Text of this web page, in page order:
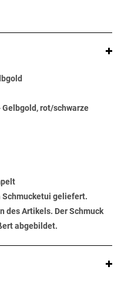
Gelbgold, rot/schwarze
Schmucketui geliefert.
des Artikels. Der Schmuck
abgebildet.